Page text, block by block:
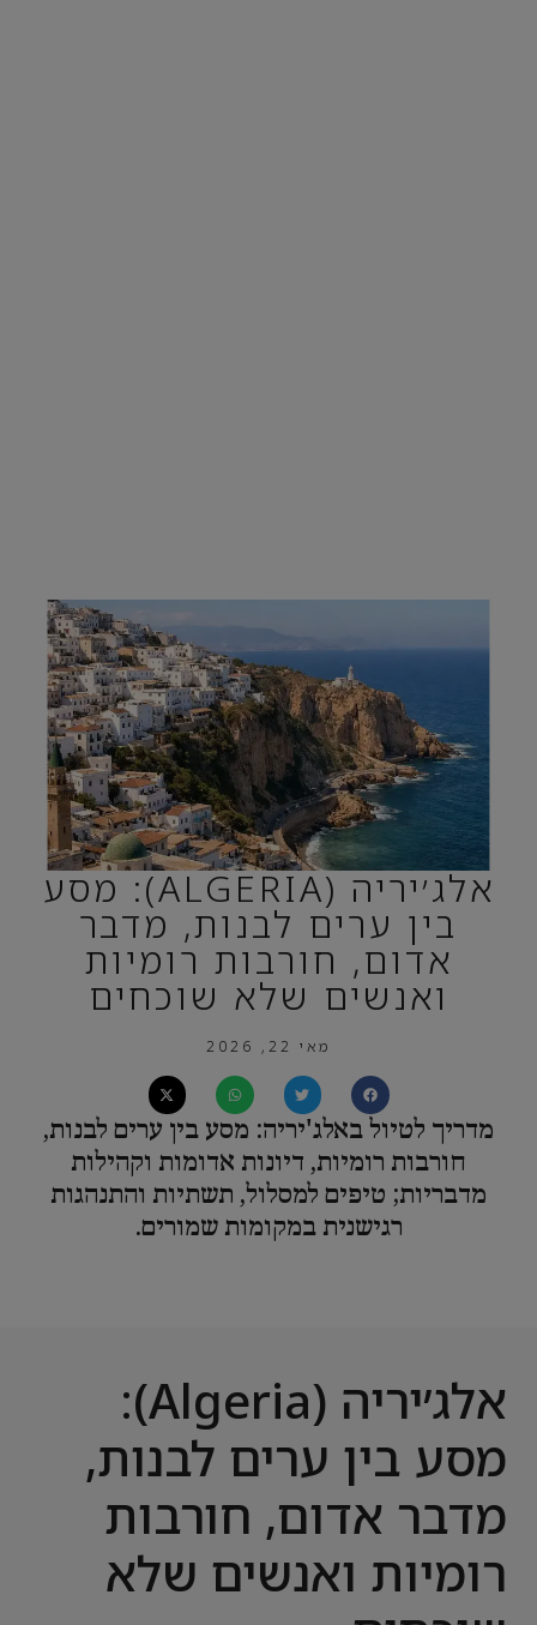
אלג׳יריה (ALGERIA): מסע
בין ערים לבנות, מדבר
אדום, חורבות רומיות
ואנשים שלא שוכחים
מאי 22, 2026
מדריך לטיול באלג'יריה: מסע בין ערים לבנות,
חורבות רומיות, דיונות אדומות וקהילות
מדבריות; טיפים למסלול, תשתיות והתנהגות
רגישנית במקומות שמורים.
אלג׳יריה (Algeria):
מסע בין ערים לבנות,
מדבר אדום, חורבות
רומיות ואנשים שלא